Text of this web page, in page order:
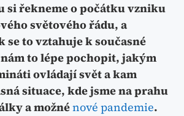
si řekneme o počátku vzniku
světového řádu, a
se to vztahuje k současné
to lépe pochopit, jakým
ovládají svět a kam
situace, kde jsme na prahu
a možnénové pandemie.